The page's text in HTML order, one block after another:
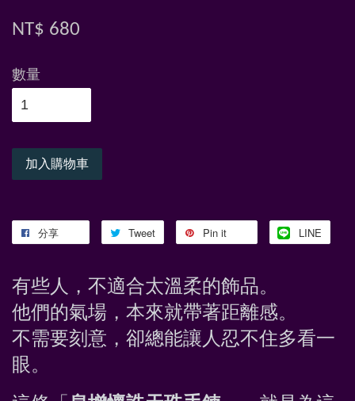
NT$ 680
數量
加入購物車
分享 Tweet Pin it LINE
有些人，不適合太溫柔的飾品。
他們的氣場，本來就帶著距離感。
不需要刻意，卻總能讓人忍不住多看一
眼。